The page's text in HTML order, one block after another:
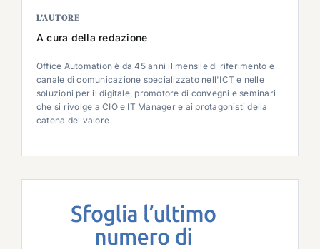
L’AUTORE
A cura della redazione
Office Automation è da 45 anni il mensile di riferimento e
canale di comunicazione specializzato nell'ICT e nelle
soluzioni per il digitale, promotore di convegni e seminari
che si rivolge a CIO e IT Manager e ai protagonisti della
catena del valore